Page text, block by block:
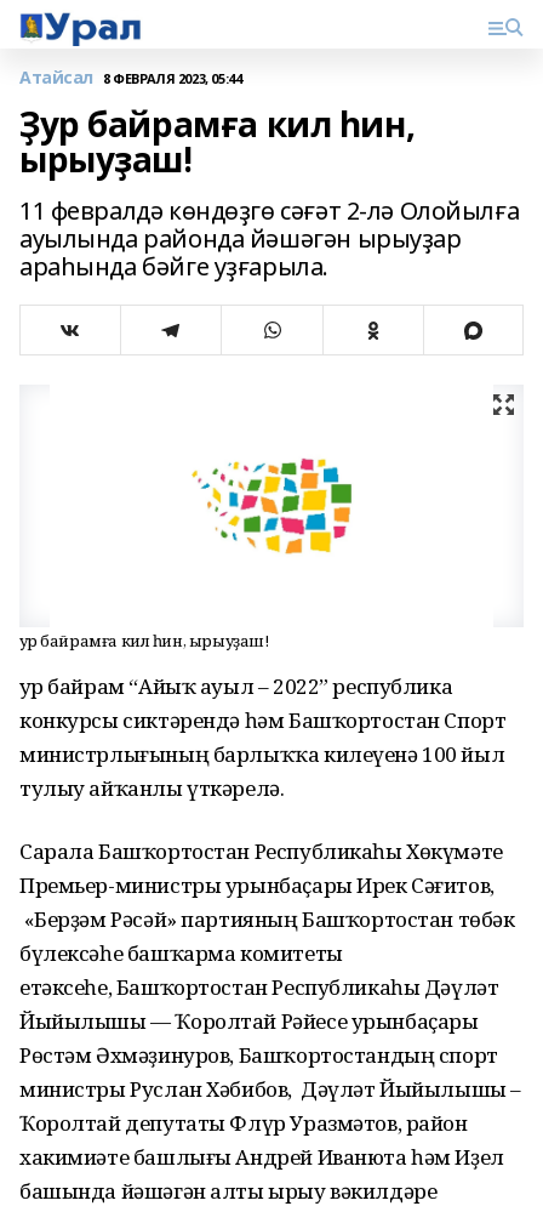
Атайсал 8 ФЕВРАЛЯ 2023, 05:44
Ҙур байрамға кил һин,
ырыуҙаш!
11 февралдә көндөҙгө сәғәт 2-лә Олойылға
ауылында районда йәшәгән ырыуҙар
араһында бәйге уҙғарыла.
Ҙур байрамға кил һин, ырыуҙаш!
Ҙур байрам “Айыҡ ауыл – 2022” республика
конкурсы сиктәрендә һәм Башҡортостан Спорт
министрлығының барлыҡҡа килеүенә 100 йыл
тулыу айҡанлы үткәрелә.
Сарала Башҡортостан Республикаһы Хөкүмәте
Премьер-министры урынбаҫары Ирек Сәғитов,
«Берҙәм Рәсәй» партияның Башҡортостан төбәк
бүлексәһе башҡарма комитеты
етәксеһе, Башҡортостан Республикаһы Дәүләт
Йыйылышы — Ҡоролтай Рәйесе урынбаҫары
Рөстәм Әхмәҙинуров, Башҡортостандың спорт
министры Руслан Хәбибов, Дәүләт Йыйылышы –
Ҡоролтай депутаты Флүр Уразмәтов, район
хакимиәте башлығы Андрей Иванюта һәм Иҙел
башында йәшәгән алты ырыу вәкилдәре